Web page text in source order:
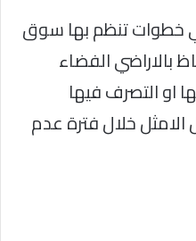
خطوات تنظم بها سوق
بالاراضي الفضاء
او التصرف فيها
الامثل خلال فترة عدم